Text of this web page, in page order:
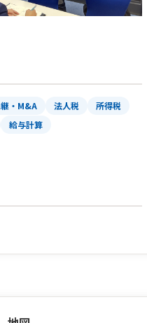
・M&A 法人税
所得税
給与計算